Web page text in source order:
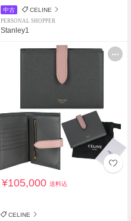
中古 CELINE
PERSONAL SHOPPER
Stanley1
¥105,000送料込
CELINE